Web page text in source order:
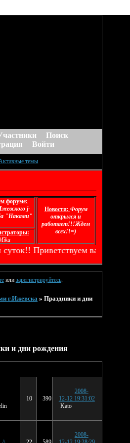
Поиск
Войти
темы
форуме:
j-
"Наками"
Новости: Форум
открылся и
работает!!!Ждем
всех!!=)
суток!! Приветствуем вас на
или зарегистрируйтесь.
г.Ижевска » Праздники и дни
и дни рождения
10 390
2008-
12-12 19:31:02
Kato
2008-